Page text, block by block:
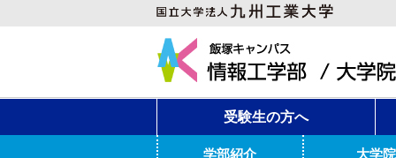
受験生の方へ
学部紹介 大学院